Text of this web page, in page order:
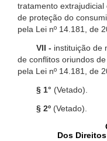
tratamento
de proteção do
pela Lei nº 14.181, de
VII - instituição de
de conflitos oriundos
pela Lei nº 14.181, de
§ 1° (Vetado).
§ 2º (Vetado).
Dos